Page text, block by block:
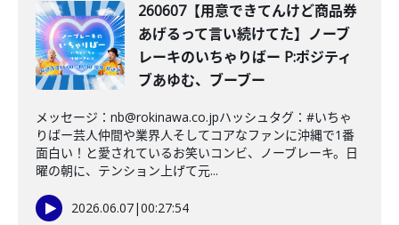
260607【用意できてんけど商品券
あげるって言い続けてた】ノーブ
レーキのいちゃりばー P:ポジティ
ブあゆむ、ブーブー
メッセージ：nb@rokinawa.co.jpハッシュタグ：#いちゃ
りばー芸人仲間や業界人そしてコアなファンに沖縄で1番
面白い！と愛されているお笑いコンビ、ノーブレーキ。日
曜の朝に、テンション上げて元...
2026.06.07|00:27:54